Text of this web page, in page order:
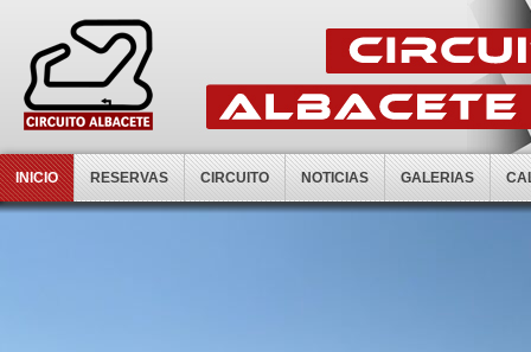
INICIO RESERVAS CIRCUITO NOTICIAS GALERIAS